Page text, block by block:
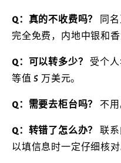
Q：真的不收费吗？
同
完全免费，内地中银和
Q：可以转多少？
受个
等值 5 万美元。
Q：需要去柜台吗？ 不
Q：转错了怎么办？
联
以填信息时一定仔细核对